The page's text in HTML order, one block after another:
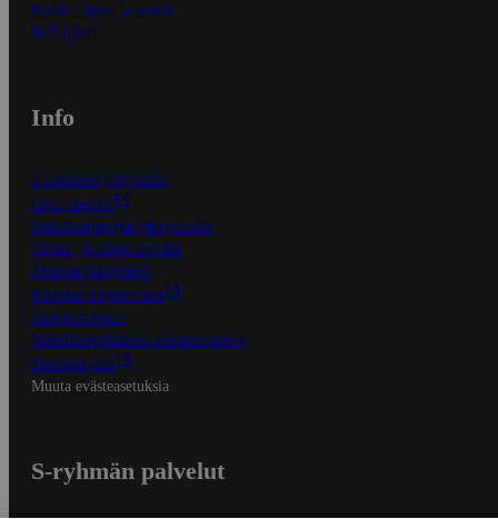
Kaikki ohjeet ja vinkit
In English
Info
S-Business yrityksille
Oiva-raportit
Osuuskauppojen yhteystiedot
Tilaus- ja toimitusehdot
Tietosuojakäytäntö
Palvelun käyttöehdot
Saavutettavuus
Mobiilisovelluksen saavutettavuus
Mainostajalle
Muuta evästeasetuksia
S-ryhmän palvelut